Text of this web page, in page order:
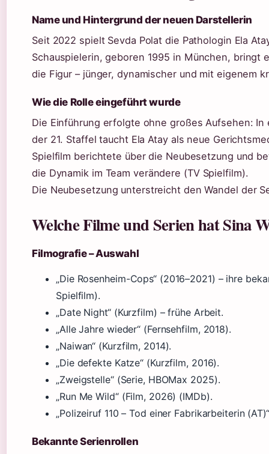
Name und Hintergrund der neuen Darstellerin
Seit 2022 spielt Sevda Polat die Pathologin Ela
Schauspielerin, geboren 1995 in München, bringt
die Figur – jünger, dynamischer und mit eigenem
Wie die Rolle eingeführt wurde
Die Einführung erfolgte ohne großes Aufsehen: In
der 21. Staffel taucht Ela Atay als neue
Spielfilm berichtete über die Neubesetzung und
die Dynamik im Team verändere (TV Spielfilm).
Die Neubesetzung unterstreicht den Wandel der
Welche Filme und Serien hat Sina
Filmografie – Auswahl
„Die Rosenheim-Cops“ (2016–2021) – ihre
Spielfilm).
„Date Night“ (Kurzfilm) – frühe Arbeit.
„Alle Jahre wieder“ (Fernsehfilm, 2018).
„Naiwan“ (Kurzfilm, 2014).
„Die defekte Katze“ (Kurzfilm, 2016).
„Zweigstelle“ (Serie, HBOMax 2025).
„Run Me Wild“ (Film, 2026) (IMDb).
„Polizeiruf 110 – Tod einer Fabrikarbeiterin
Bekannte Serienrollen